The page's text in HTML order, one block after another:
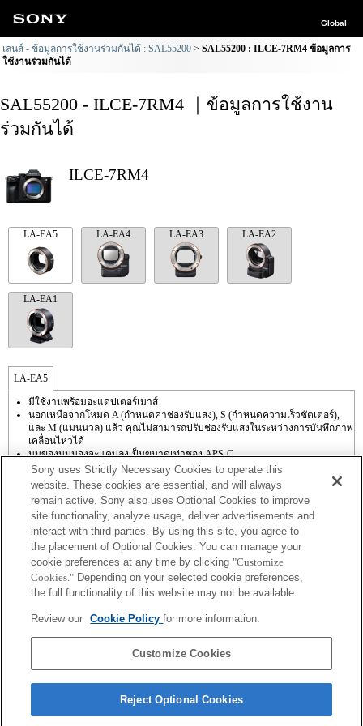
Global
เลนส์ - ข้อมูลการใช้งานร่วมกันได้ : SAL55200
SAL55200 : ILCE-7RM4 ข้อมูลการ
ใช้งานร่วมกันได้
SAL55200 - ILCE-7RM4 ｜ข้อมูลการใช้งาน
ร่วมกันได้
ILCE-7RM4
LA-EA5 LA-EA4 LA-EA3 LA-EA2
LA-EA1
LA-EA5
มีใช้งานพร้อมอะแดปเตอร์เมาส์
นอกเหนือจากโหมด A (กำหนดค่าช่องรับแสง), S (กำหนดความเร็วชัตเตอร์),
และ M (แมนนวล) แล้ว คุณไม่สามารถปรับช่องรับแสงในระหว่างการบันทึกภาพ
เคลื่อนไหวได้
มุมของมุมมองจะแคบลงเป็นขนาดเท่าชอง APS-C
ถ้าคุณติดตั้ง [เลนส์ A-mount] โดยใช้อะแดปเตอร์เมาส์, ฟังก์ชัน assist MF จะไม่
ทำงานโดยอัตโนมัติเมื่อคุณหมุนวงแหวนปรับโฟกัส คุณสามารถขยายภาพด้วย
การเลือกฟังก์ชัน [การขยายโฟกัส] หรือ [assist MF] ให้กับปุ่มใด ๆ ใน "การตั้งค่า
ปุ่มแบบกำหนดเอง"
หากต้องการใช้โฟกัสอัตโนมัติ ต้องอัพเกรดซอฟต์แวร์ระบบเป็น Ver. 1.20 หรือ
ใหม่กว่า
แม้ว่าคุณจะสามารถทำการปรับโฟกัสอัตโนมัติได้ แต่บางครั้งก็อาจโฟกัสที่วัตถุ
โดยใช้ฟังก์ชั่นนี้ได้ยากเมื่อคุณกำลังถ่ายฉากที่มืดหรือเมื่อวัตถุอยู่ที่บริเวณมุม
ภาพหรืออยู่นอกโฟกัสอย่างมาก
เมื่อคุณทำการถ่ายภาพต่อเนื่องในโหมด Hi+, Hi หรือ Mid ขณะตั้งโหมดโฟกัส
ไปที่ AF-C โฟกัสจะไม่ติดตามวัตถุ หากต้องการเปิดใช้งาน AF ติดตามโดยตั้ง
เป็น Ver. 1.20 หรือใหม่กว่า
เมื่อคุณทำการถ่ายภาพต่อเนื่องในโหมด Hi+, Hi หรือ Mid ขณะตั้งโหมดโฟกัส
ไปที่ AF-C ความเร็วในการถ่ายภาพต่อเนื่องอาจช้าลง
Sony uses Strictly Necessary Cookies to operate this
website. These cookies are essential, and will always
remain active. Sony also uses Optional Cookies to improve
site functionality, analyze usage, deliver advertisements and
interact with third parties. By using this site, you agree to
the placement of Optional Cookies. You can manage your
cookie preferences at any time by clicking "Customize
Cookies." Depending on your selected cookie preferences,
the full functionality of this website may not be available.
Review our Cookie Policyfor more information.
Customize Cookies
Reject Optional Cookies